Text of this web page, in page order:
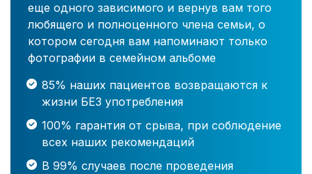
еще одного зависимого и вернув вам того
любящего и полноценного члена семьи, о
котором сегодня вам напоминают только
фотографии в семейном альбоме
85% наших пациентов возвращаются к
жизни БЕЗ употребления
100% гарантия от срыва, при соблюдение
всех наших рекомендаций
В 99% случаев после проведения